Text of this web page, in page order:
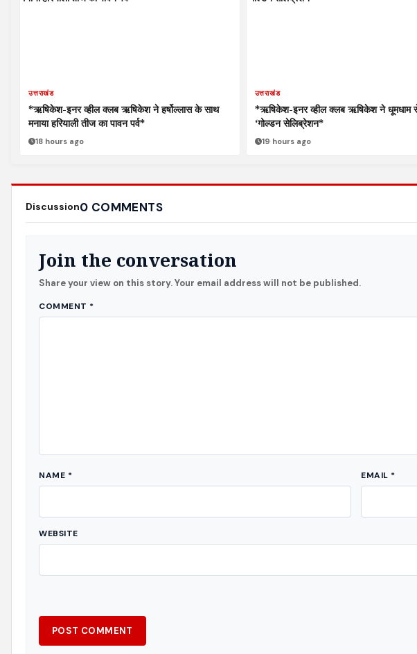
उत्तराखंड
*ऋषिकेश-इनर व्हील क्लब ऋषिकेश ने हर्षोल्लास के साथ
मनाया हरियाली तीज का पावन पर्व*
18 hours ago
उत्तराखंड
*ऋषिकेश-इनर व्हील क्लब ऋषिकेश ने धूमधाम
‘गोल्डन सेलिब्रेशन*
19 hours ago
Discussion0 COMMENTS
Join the conversation
Share your view on this story. Your email address will not be published.
COMMENT *
NAME * EMAIL *
WEBSITE